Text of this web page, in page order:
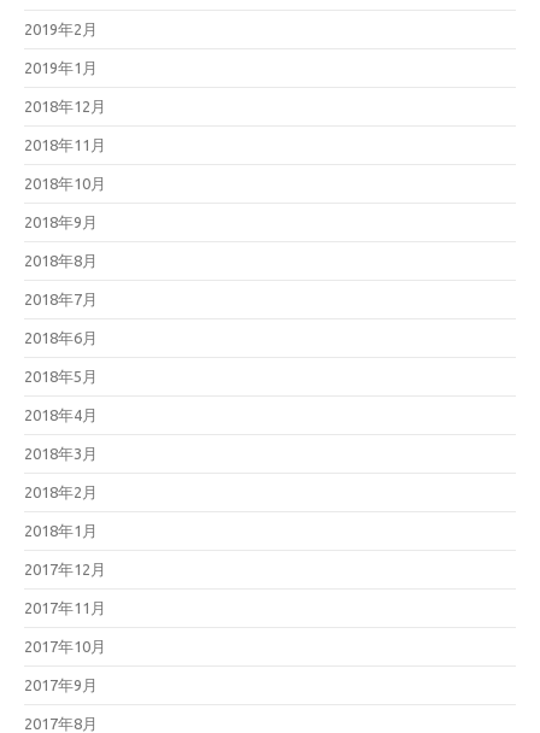
2019年2月
2019年1月
2018年12月
2018年11月
2018年10月
2018年9月
2018年8月
2018年7月
2018年6月
2018年5月
2018年4月
2018年3月
2018年2月
2018年1月
2017年12月
2017年11月
2017年10月
2017年9月
2017年8月